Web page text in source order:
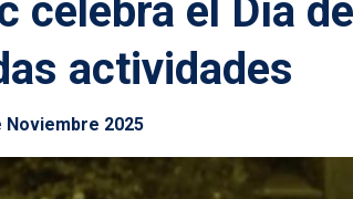
celebra el Día
actividades
Noviembre 2025